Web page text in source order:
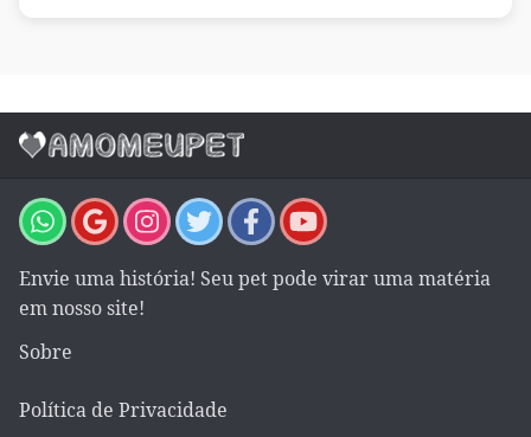
Envie uma história! Seu pet pode virar uma matéria
em nosso site!
Sobre
Política de Privacidade